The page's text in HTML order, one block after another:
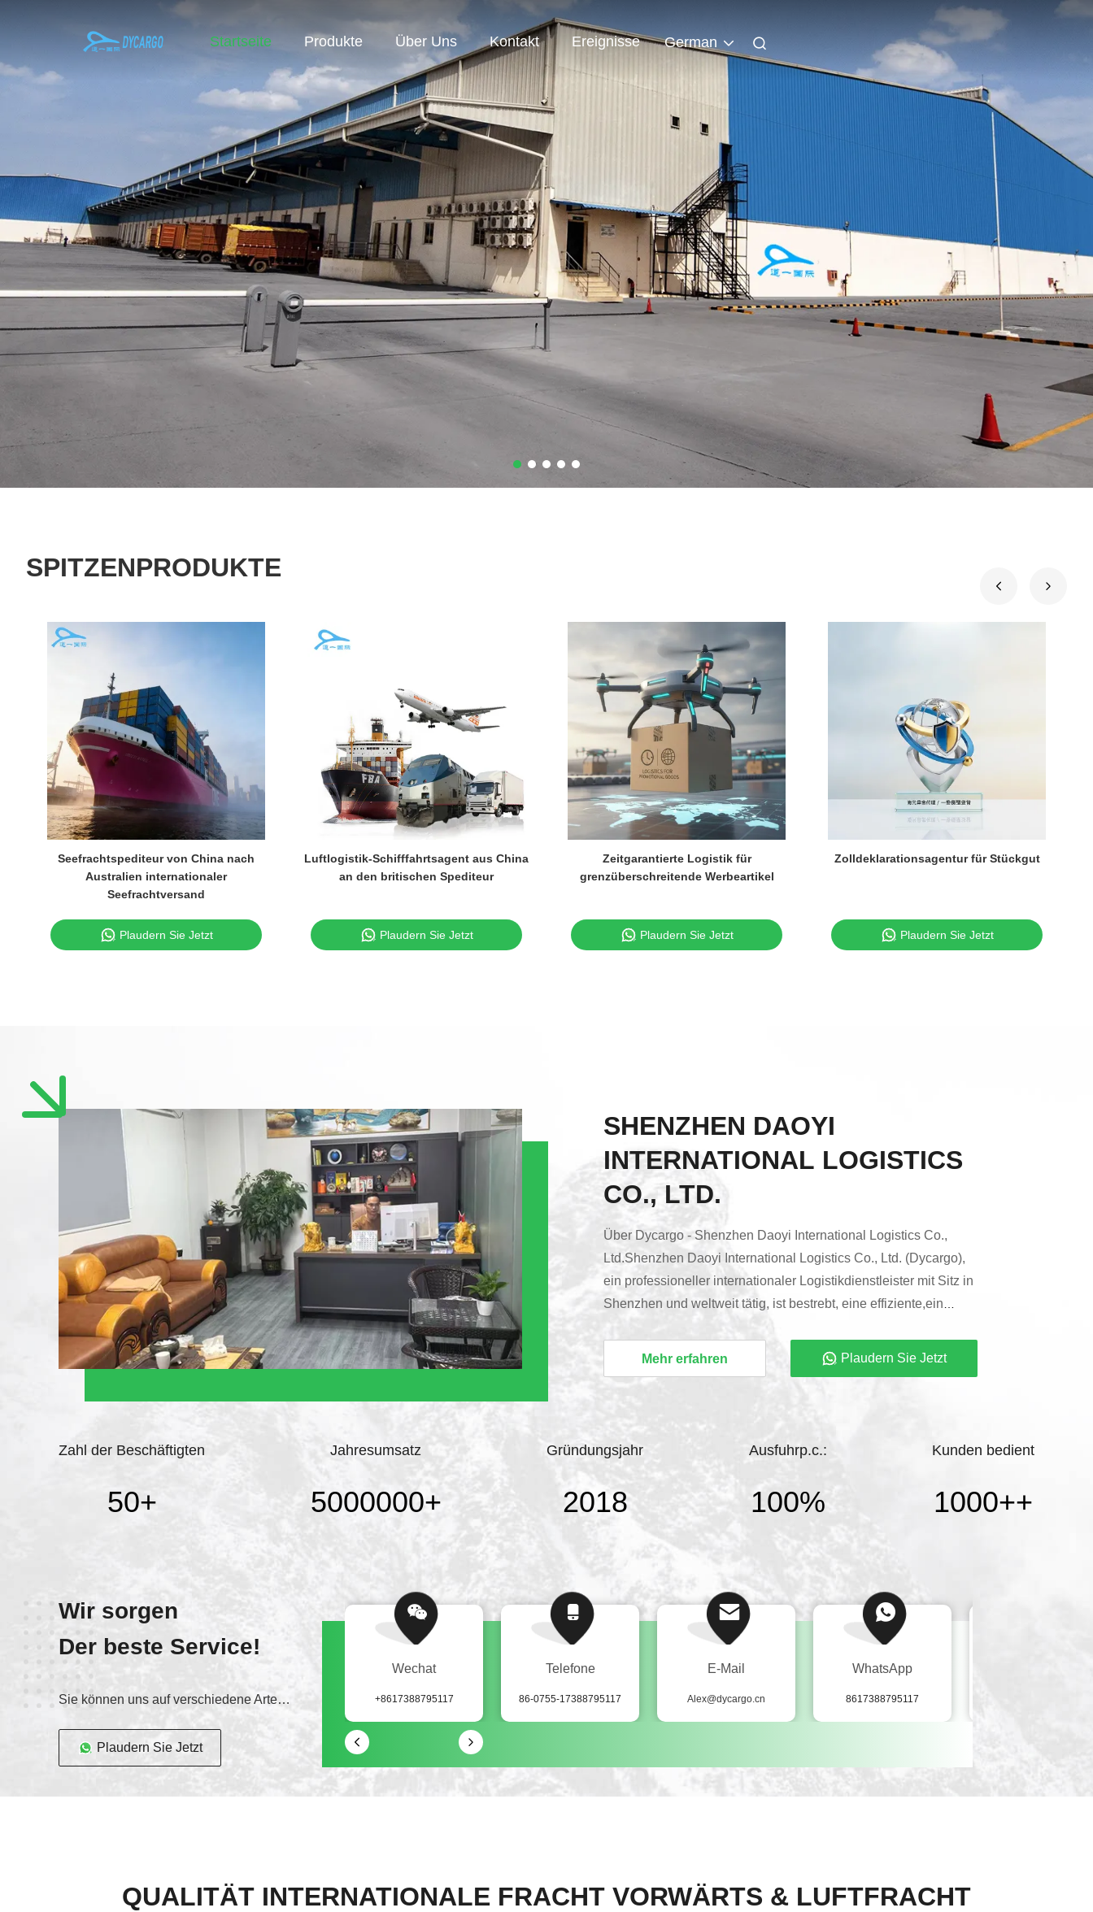
Startseite Produkte Über Uns Kontakt Ereignisse German
SPITZENPRODUKTE
Seefrachtspediteur von China nach
Australien internationaler
Seefrachtversand
Plaudern Sie Jetzt
Luftlogistik-Schifffahrtsagent aus China
an den britischen Spediteur
Plaudern Sie Jetzt
Zeitgarantierte Logistik für
grenzüberschreitende Werbeartikel
Plaudern Sie Jetzt
Zolldeklarationsagentur für Stückgut
Plaudern Sie Jetzt
SHENZHEN DAOYI
INTERNATIONAL LOGISTICS
CO., LTD.
Über Dycargo - Shenzhen Daoyi International Logistics Co.,
Ltd.Shenzhen Daoyi International Logistics Co., Ltd. (Dycargo),
ein professioneller internationaler Logistikdienstleister mit Sitz in
Shenzhen und weltweit tätig, ist bestrebt, eine effiziente,ein
Gründung haben wir uns an die Grundwerte "Integrität,
Mehr erfahren Plaudern Sie Jetzt
Zahl der Beschäftigten
50+
Jahresumsatz
5000000+
Gründungsjahr
2018
Ausfuhrp.c.:
100%
Kunden bedient
1000++
Wir sorgen
Der beste Service!
Sie können uns auf verschiedene Arten kontaktieren.
Plaudern Sie Jetzt
Wechat
+8617388795117
Telefone
86-0755-17388795117
E-Mail
Alex@dycargo.cn
WhatsApp
8617388795117
QUALITÄT INTERNATIONALE FRACHT VORWÄRTS & LUFTFRACHT